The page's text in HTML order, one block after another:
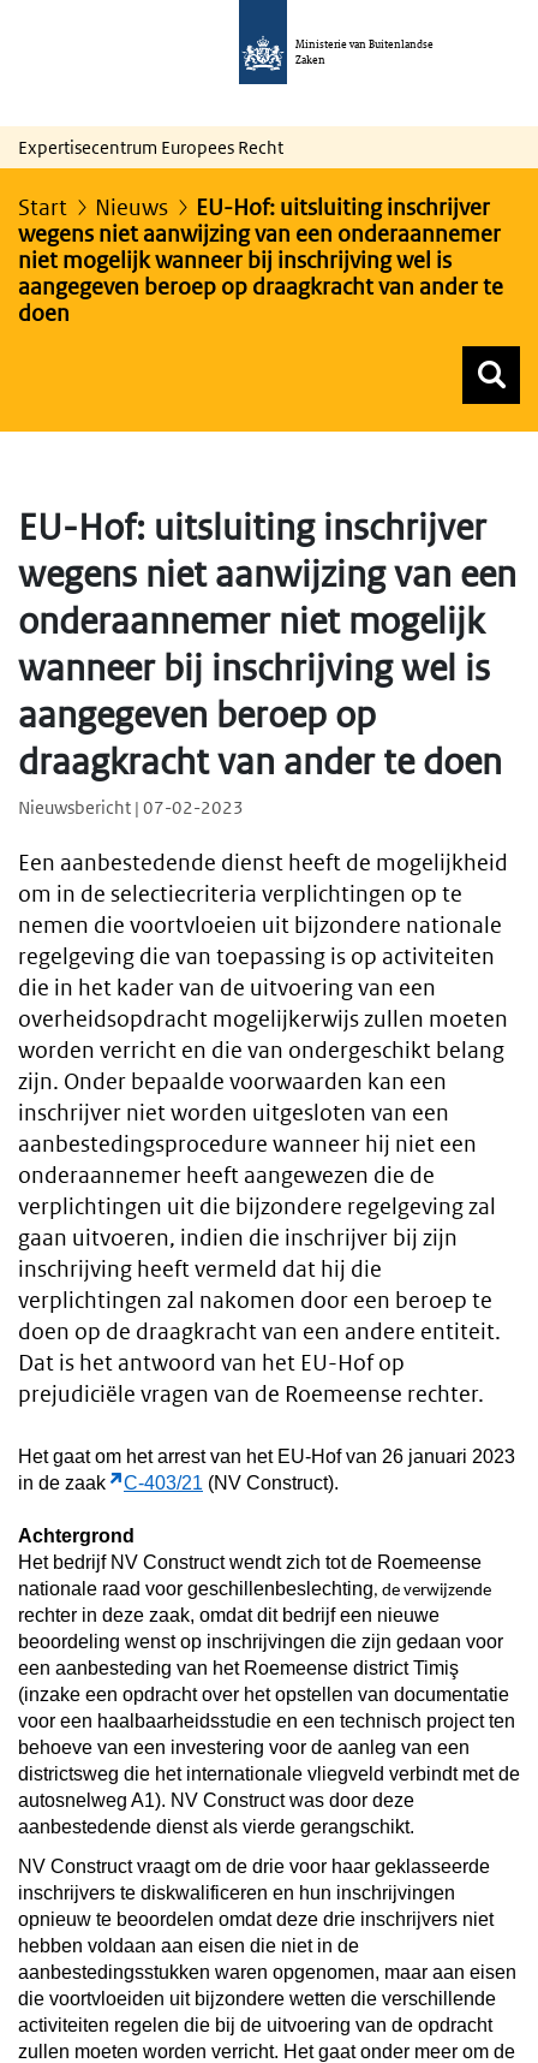
Ministerie van Buitenlandse
Zaken
Expertisecentrum Europees Recht
Start Nieuws
EU-Hof: uitsluiting inschrijver
wegens niet aanwijzing van een onderaannemer
niet mogelijk wanneer bij inschrijving wel is
aangegeven beroep op draagkracht van ander te
doen
EU-Hof: uitsluiting inschrijver
wegens niet aanwijzing van een
onderaannemer niet mogelijk
wanneer bij inschrijving wel is
aangegeven beroep op
draagkracht van ander te doen
Nieuwsbericht | 07-02-2023
Een aanbestedende dienst heeft de mogelijkheid
om in de selectiecriteria verplichtingen op te
nemen die voortvloeien uit bijzondere nationale
regelgeving die van toepassing is op activiteiten
die in het kader van de uitvoering van een
overheidsopdracht mogelijkerwijs zullen moeten
worden verricht en die van ondergeschikt belang
zijn. Onder bepaalde voorwaarden kan een
inschrijver niet worden uitgesloten van een
aanbestedingsprocedure wanneer hij niet een
onderaannemer heeft aangewezen die de
verplichtingen uit die bijzondere regelgeving zal
gaan uitvoeren, indien die inschrijver bij zijn
inschrijving heeft vermeld dat hij die
verplichtingen zal nakomen door een beroep te
doen op de draagkracht van een andere entiteit.
Dat is het antwoord van het EU-Hof op
prejudiciële vragen van de Roemeense rechter.
Het gaat om het arrest van het EU-Hof van 26 januari 2023
in de zaak
C-403/21 (NV Construct).
Achtergrond
Het bedrijf NV Construct wendt zich tot de Roemeense
nationale raad voor geschillenbeslechting, de verwijzende
rechter in deze zaak, omdat dit bedrijf een nieuwe
beoordeling wenst op inschrijvingen die zijn gedaan voor
een aanbesteding van het Roemeense district Timiş
(inzake een opdracht over het opstellen van documentatie
voor een haalbaarheidsstudie en een technisch project ten
behoeve van een investering voor de aanleg van een
districtsweg die het internationale vliegveld verbindt met de
autosnelweg A1). NV Construct was door deze
aanbestedende dienst als vierde gerangschikt.
NV Construct vraagt om de drie voor haar geklasseerde
inschrijvers te diskwalificeren en hun inschrijvingen
opnieuw te beoordelen omdat deze drie inschrijvers niet
hebben voldaan aan eisen die niet in de
aanbestedingsstukken waren opgenomen, maar aan eisen
die voortvloeiden uit bijzondere wetten die verschillende
activiteiten regelen die bij de uitvoering van de opdracht
zullen moeten worden verricht. Het gaat onder meer om de